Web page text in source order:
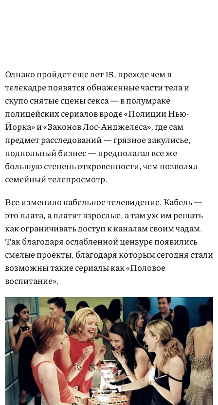
Однако пройдет еще лет 15, прежде чем в
телекадре появятся обнаженные части тела и
скупо снятые сцены секса — в полумраке
полицейских сериалов вроде «Полиции Нью-
Йорка» и «Законов Лос-Анджелеса», где сам
предмет расследований — грязное закулисье,
подпольный бизнес — предполагал все же
большую степень откровенности, чем позволял
семейный телепросмотр.
Все изменило кабельное телевидение. Кабель —
это плата, а платят взрослые, а там уж им решать
как ограничивать доступ к каналам своим чадам.
Так благодаря ослабленной цензуре появились
смелые проекты, благодаря которым сегодня стали
возможны такие сериалы как «Половое
воспитание».